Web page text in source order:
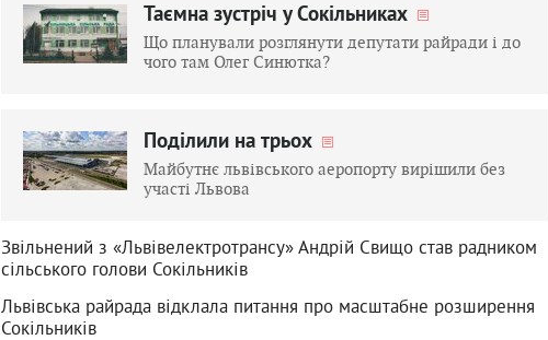
Таємна зустріч у Сокільниках
Що планували розглянути депутати райради і до
чого там Олег Синютка?
Поділили на трьох
Майбутнє львівського аеропорту вирішили без
участі Львова
Звільнений з «Львівелектротрансу» Андрій Свищо став радником
сільського голови Сокільників
Львівська райрада відклала питання про масштабне розширення
Сокільників